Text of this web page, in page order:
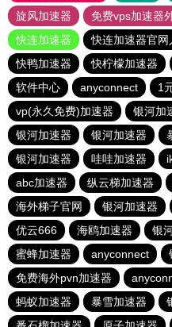
旋风加速器
免费vps加速器
快连加速器
快连加速器官网
快鸭加速器
快柠檬加速器
软件中心
anyconnect 1
vp(永久免费)加速器
银河加
银河加速器
银河加速器
银河加速器
哇哇加速器
abc加速器
纵云梯加速器
海外梯子官网
银河加速器
优云666
海鸥加速器 银
蜜蜂加速器
anyconnect
免费海外pvn加速器
蚂蚁加速器
暴雪加速器